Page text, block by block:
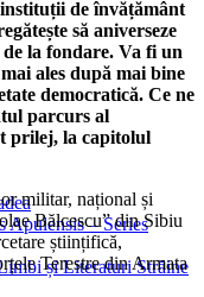
Apulensis – Series
și Literaturi Străine
de învățământ
să aniverseze
la fondare. Va fi un
ales după mai bine
democratică. Ce ne
parcurs al
prilej, la capitolul
militar, național și
Bălcescu” din Sibiu
științifică,
Terestre din Armata